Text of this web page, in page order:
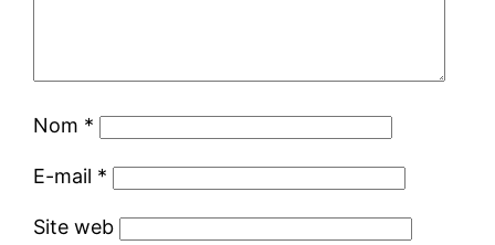
Nom *
E-mail *
Site web